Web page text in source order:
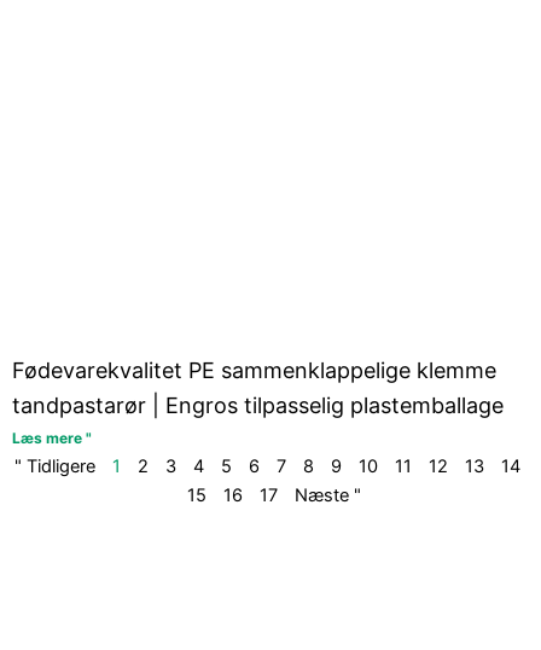
Fødevarekvalitet PE sammenklappelige klemme
tandpastarør | Engros tilpasselig plastemballage
Læs mere "
" Tidligere 1 2 3 4 5 6 7 8 9 10 11 12 13
14
15
16 17 Næste "